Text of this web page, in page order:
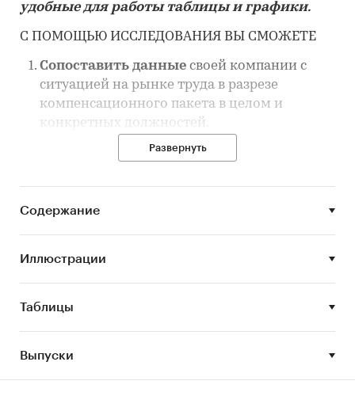
удобные для работы таблицы и графики.
С ПОМОЩЬЮ ИССЛЕДОВАНИЯ ВЫ СМОЖЕТЕ
Сопоставить данные своей компании с
ситуацией на рынке труда в разрезе
компенсационного пакета в целом и
конкретных должностей.
Узнать тренды рынка труда
плату и компенсационный пакет с учетом
потребностей кандидатов на рынке труда
исэкономить на непопулярных льготах и
Категории:
Россия / Центральный федеральный округ /
Калужская область
Развернуть
Содержание
Иллюстрации
Таблицы
Выпуски